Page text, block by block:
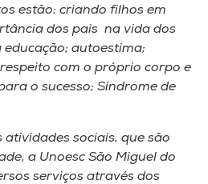
estão: criando filhos em
dos pais na vida dos
autoestima;
com o próprio corpo e
o sucesso; Síndrome de
sociais, que são
a Unoesc São Miguel do
serviços através dos